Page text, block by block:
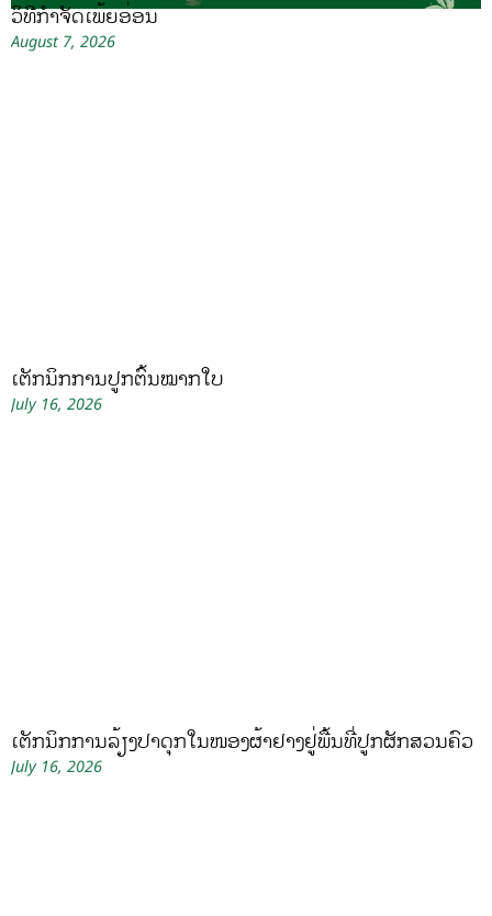
ວິທີກໍາຈັດເພ້ຍອ່ອນ
August 7, 2026
ເຕັກນິກການປູກຕົ້ນໝາກໃບ
July 16, 2026
ເຕັກນິກການລ້ຽງປາດຸກໃນໜອງຜ້າຢາງຢູ່ພື້ນທີ່ປູກຜັກສວນຄົວ
July 16, 2026